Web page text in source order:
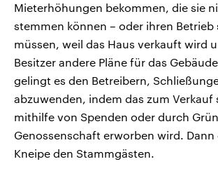
Mieterhöhungen bekommen, die sie
stemmen können – oder ihren Betrieb
müssen, weil das Haus verkauft wird
Besitzer andere Pläne für das
gelingt es den Betreibern,
abzuwenden, indem das zum Verkauf
mithilfe von Spenden oder durch
Genossenschaft erworben wird.
Kneipe den Stammgästen.